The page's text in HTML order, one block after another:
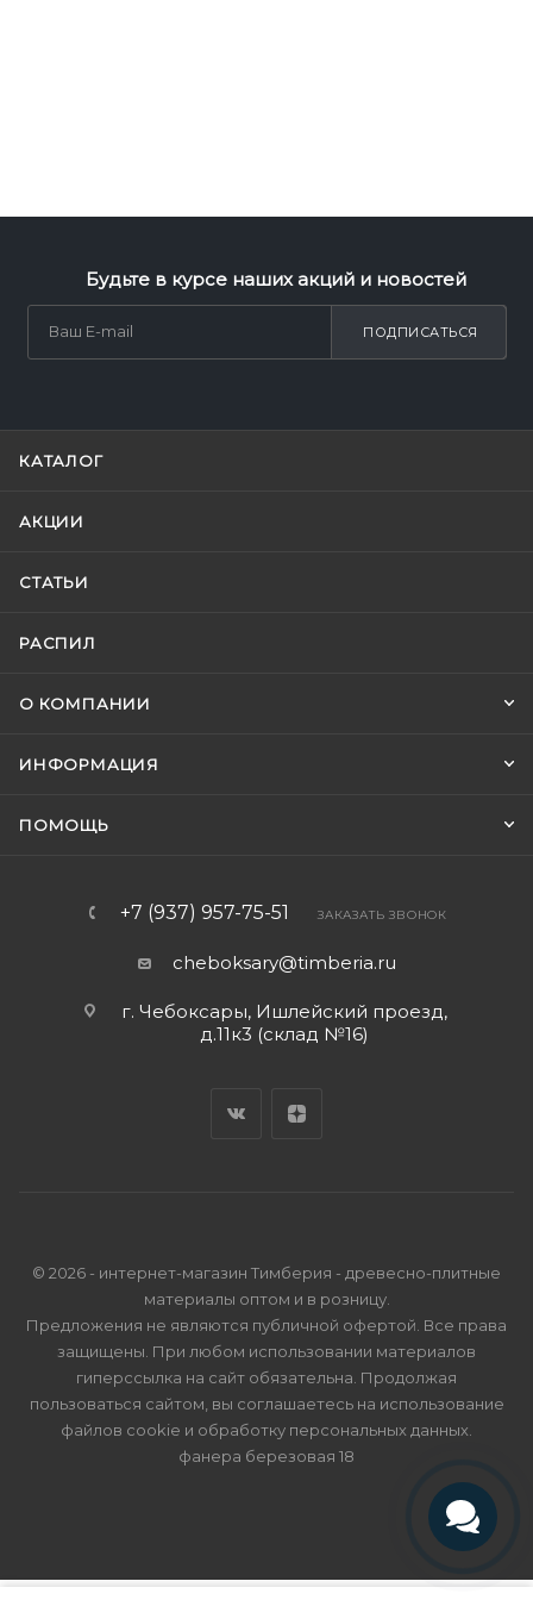
Будьте в курсе наших акций и новостей
ПОДПИСАТЬСЯ
КАТАЛОГ
АКЦИИ
СТАТЬИ
РАСПИЛ
О КОМПАНИИ
ИНФОРМАЦИЯ
ПОМОЩЬ
+7 (937) 957-75-51 ЗАКАЗАТЬ ЗВОНОК
cheboksary@timberia.ru
г. Чебоксары, Ишлейский проезд,
д.11к3 (склад №16)
© 2026 - интернет-магазин Тимберия - древесно-плитные
материалы оптом и в розницу.
Предложения не являются публичной офертой. Все права
защищены. При любом использовании материалов
гиперссылка на сайт обязательна. Продолжая
пользоваться сайтом, вы соглашаетесь на использование
файлов cookie и обработку персональных данных
фанера березовая 18